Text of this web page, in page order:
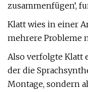
zusammenfügen‘,
Klatt wies in einer
mehrere Probleme
Also verfolgte Klatt
der die
Montage, sondern